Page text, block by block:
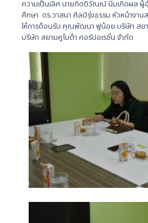
ความเป็นเลิศ นายกิตติวัณณ์ นิ่มเกิดผล ผู้
ศึกษา ดร.วาสนา ศิลป์รุ่งธรรม หัวหน้างา
ให้การต้อนรับ คุณพัฒนา ฟูน้อย บริษัท สย
บริษัท สยามคูโบต้า คอร์ปอเรชั่น จำกัด